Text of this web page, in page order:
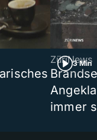
3 Min
ZüriNews
immer